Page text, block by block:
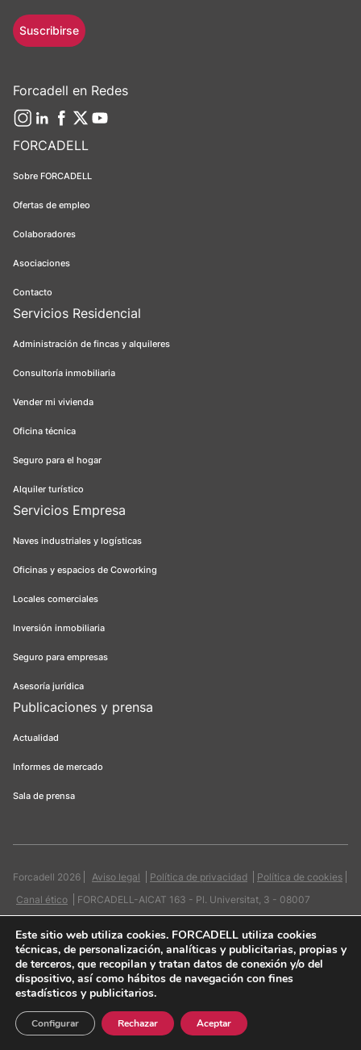
FORCADELL
Sobre FORCADELL
Ofertas de empleo
Colaboradores
Asociaciones
Contacto
Servicios Residencial
Administración de fincas y alquileres
Consultoría inmobiliaria
Vender mi vivienda
Oficina técnica
Seguro para el hogar
Alquiler turístico
Servicios Empresa
Naves industriales y logísticas
Oficinas y espacios de Coworking
Locales comerciales
Inversión inmobiliaria
Seguro para empresas
Asesoría jurídica
Publicaciones y prensa
Actualidad
Informes de mercado
Sala de prensa
Suscribirse
Forcadell en Redes
Forcadell 2026 Aviso legal Política de privacidad
Política de cookies
Canal ético
FORCADELL-AICAT 163 - Pl. Universitat, 3 - 08007
Quiero contactar
Este sitio web utiliza cookies. FORCADELL utiliza cookies
técnicas, de personalización, analíticas y publicitarias, propias y
de terceros, que recopilan y tratan datos de conexión y/o del
dispositivo, así como hábitos de navegación con fines
estadísticos y publicitarios.
Aceptar
Rechazar
Configurar